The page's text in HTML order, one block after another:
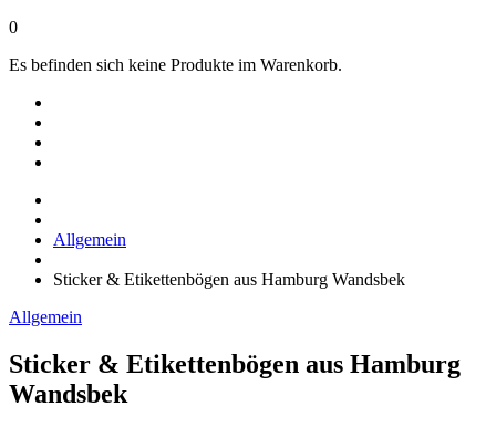
0
Es befinden sich keine Produkte im Warenkorb.
Allgemein
Sticker & Etikettenbögen aus Hamburg Wandsbek
Allgemein
Sticker & Etikettenbögen aus Hamburg
Wandsbek